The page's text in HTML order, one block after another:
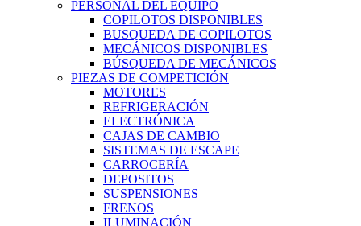
PERSONAL DEL EQUIPO
COPILOTOS DISPONIBLES
BUSQUEDA DE COPILOTOS
MECÁNICOS DISPONIBLES
BÚSQUEDA DE MECÁNICOS
PIEZAS DE COMPETICIÓN
MOTORES
REFRIGERACIÓN
ELECTRÓNICA
CAJAS DE CAMBIO
SISTEMAS DE ESCAPE
CARROCERÍA
DEPOSITOS
SUSPENSIONES
FRENOS
ILUMINACIÓN